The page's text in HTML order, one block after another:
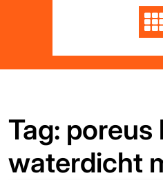
Tag: poreus
waterdicht